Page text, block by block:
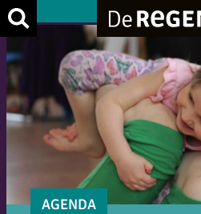
Ga
naar
de
inhoud
AGENDA